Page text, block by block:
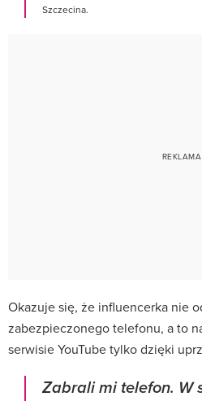
Szczecina.
Okazuje się, że influencerka nie
zabezpieczonego telefonu, a to
serwisie YouTube tylko dzięki
Zabrali mi telefon. W